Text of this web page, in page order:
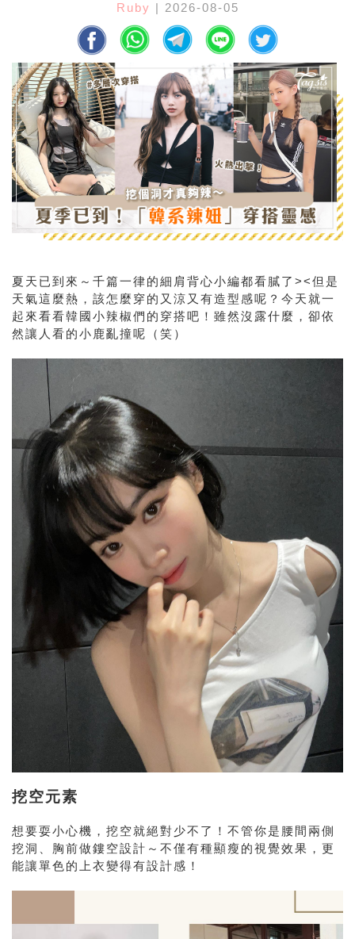
Ruby | 2026-08-05
夏天已到來～千篇一律的細肩背心小編都看膩了><但是
天氣這麼熱，該怎麼穿的又涼又有造型感呢？今天就一
起來看看韓國小辣椒們的穿搭吧！雖然沒露什麼，卻依
然讓人看的小鹿亂撞呢（笑）
挖空元素
想要耍小心機，挖空就絕對少不了！不管你是腰間兩側
挖洞、胸前做鏤空設計～不僅有種顯瘦的視覺效果，更
能讓單色的上衣變得有設計感！